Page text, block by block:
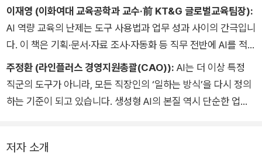
제시합니다.
다른 AI 활용서와 구별되는 건 하나입니다. 특정 툴의 사용법을
알려주는 것이 아니라, 어떤 툴이 등장하더라도 적용할 수 있는
‘업무 재설계 사고방식’을 전달하는 것입니다. 프롬프트 예제나
서비스 사용법은 빠르게 낡습니다. 하지만 무엇을 사람이 하고,
무엇을 AI에게 넘길 것인지 판단하는 능력은 기술이 바뀌어도 그
설계할 것인가. 이 책은 그 설계를 지금 당장 시작할 수 있는 가장
이재영 (이화여대 교육공학과 교수·前 KT&G 글로벌교육팀장):
AI 역량 교육의 난제는 도구 사용법과 업무 성과 사이의 간극입니
다. 이 책은 기획·문서·자료 조사·자동화 등 직무 전반에 AI를 적
용한 실제 사례를 보여 주며 그 간극을 메웁니다. AI를 통한 업무
성과 향상을 고민하는 모든 직장인에게 일독을 권합니다.
주정환 (라인플러스 경영지원총괄(CAO)): AI는 더 이상 특정
직군의 도구가 아니라, 모든 직장인의 ‘일하는 방식’을 다시 정의
하는 기준이 되고 있습니다. 생성형 AI의 본질 역시 단순한 업무
현장에서 AI Transformation을 추진하며 느끼는 점도 같습니
저자 소개